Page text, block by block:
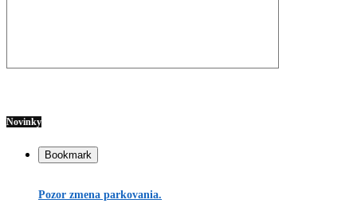
Novinky
Bookmark
Pozor zmena parkovania.